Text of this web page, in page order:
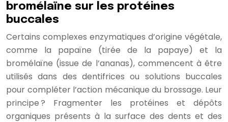
bromélaïne sur les protéines
buccales
Certains complexes enzymatiques d’origine végétale,
comme la papaïne (tirée de la papaye) et la
bromélaïne (issue de l’ananas), commencent à être
utilisés dans des dentifrices ou solutions buccales
pour compléter l’action mécanique du brossage. Leur
principe ? Fragmenter les protéines et dépôts
organiques présents à la surface des dents et des